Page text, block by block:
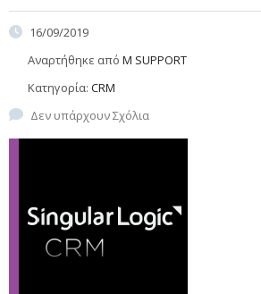
16/09/2019
Αναρτήθηκε από M SUPPORT
Κατηγορία: CRM
Δεν υπάρχουν Σχόλια